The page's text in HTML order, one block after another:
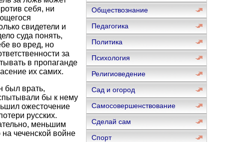
себя, ни
свидетели и
суда понять,
во вред, но
за
в пропаганде
их самих.
был врать,
бы к нему
ожесточение
русских.
меньшим
чеченской войне
Обществознание
Педагогика
Политика
Психология
Религиоведение
Сад и огород
Самосовершенствование
Сделай сам
Спорт